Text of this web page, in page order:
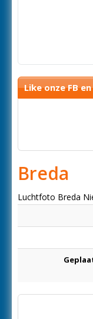
Like onze FB
Breda
Luchtfoto Breda